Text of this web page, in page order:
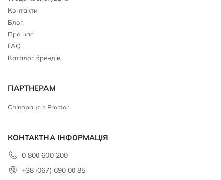
Контакти
Блог
Про нас
FAQ
Каталог брендів
ПАРТНЕРАМ
Співпраця з Prostor
КОНТАКТНА ІНФОРМАЦІЯ
0 800 600 200
+38 (067) 690 00 85